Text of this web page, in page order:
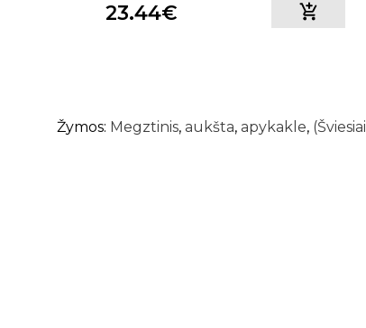
23.44€
Žymos: Megztinis, aukšta, apykakle, (Šviesiai